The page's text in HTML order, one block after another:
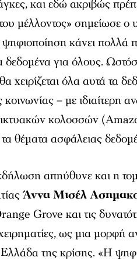
και εδώ ακριβώς
του μέλλοντος»
ψηφιοποίηση κάνει πολλά
δεδομένα για όλους.
χειρίζεται όλα αυτά τα
– με ιδιαίτερη
κολοσσών
θέματα ασφάλειας
απηύθυνε και η
Άννα Μισέλ
Grove και τις
ως μια
Ελλάδα της κρίσης. «Η